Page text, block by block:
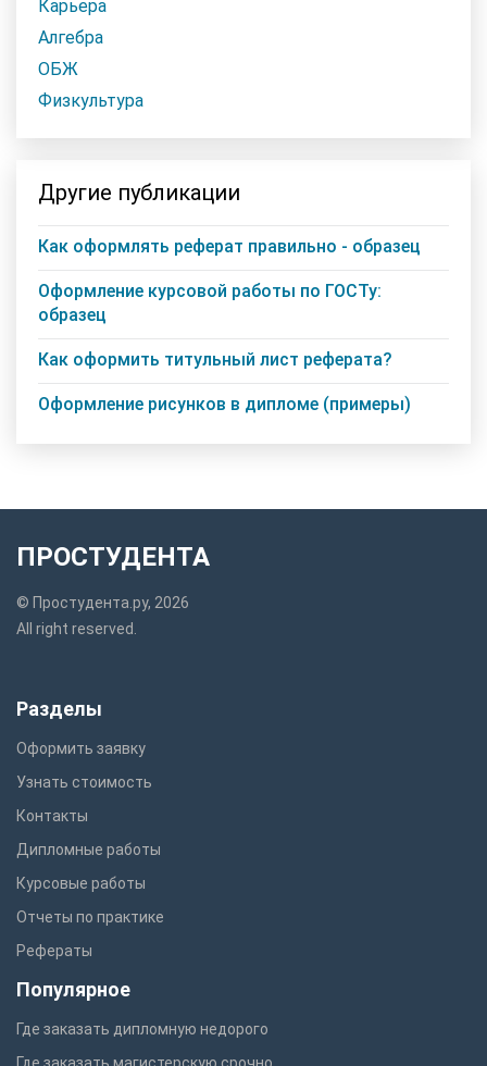
Карьера
Алгебра
ОБЖ
Физкультура
Другие публикации
Как оформлять реферат правильно - образец
Оформление курсовой работы по ГОСТу:
образец
Как оформить титульный лист реферата?
Оформление рисунков в дипломе (примеры)
ПРОСТУДЕНТА
© Простудента.ру, 2026
All right reserved.
Разделы
Оформить заявку
Узнать стоимость
Контакты
Дипломные работы
Курсовые работы
Отчеты по практике
Рефераты
Популярное
Где заказать дипломную недорого
Где заказать магистерскую срочно